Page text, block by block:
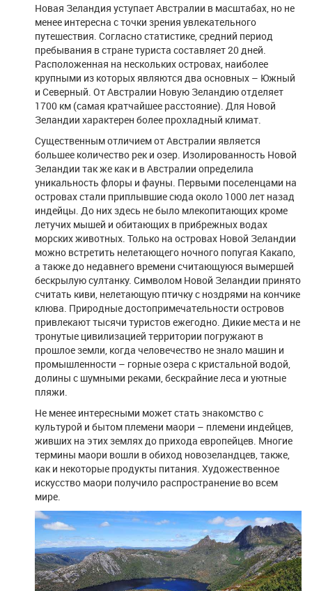
Новая Зеландия уступает Австралии в масштабах, но не
менее интересна с точки зрения увлекательного
путешествия. Согласно статистике, средний период
пребывания в стране туриста составляет 20 дней.
Расположенная на нескольких островах, наиболее
крупными из которых являются два основных – Южный
и Северный. От Австралии Новую Зеландию отделяет
1700 км (самая кратчайшее расстояние). Для Новой
Зеландии характерен более прохладный климат.
Существенным отличием от Австралии является
большее количество рек и озер. Изолированность Новой
Зеландии так же как и в Австралии определила
уникальность флоры и фауны. Первыми поселенцами на
островах стали приплывшие сюда около 1000 лет назад
индейцы. До них здесь не было млекопитающих кроме
летучих мышей и обитающих в прибрежных водах
морских животных. Только на островах Новой Зеландии
можно встретить нелетающего ночного попугая Какапо,
а также до недавнего времени считающуюся вымершей
бескрылую султанку. Символом Новой Зеландии принято
считать киви, нелетающую птичку с ноздрями на кончике
клюва. Природные достопримечательности островов
привлекают тысячи туристов ежегодно. Дикие места и не
тронутые цивилизацией территории погружают в
прошлое земли, когда человечество не знало машин и
промышленности – горные озера с кристальной водой,
долины с шумными реками, бескрайние леса и уютные
пляжи.
Не менее интересными может стать знакомство с
культурой и бытом племени маори – племени индейцев,
живших на этих землях до прихода европейцев. Многие
термины маори вошли в обиход новозеландцев, также,
как и некоторые продукты питания. Художественное
искусство маори получило распространение во всем
мире.